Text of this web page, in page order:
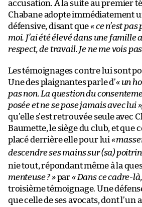
accusation. À la suite au premier
Chabane adopte immédiatement
défensive, disant que« ce n’est pas
moi. J’ai été élevé dans une famille
respect, de travail. Je ne me vois
Les témoignages contre lui sont
Une des plaignantes parle d’« un
pas non. La question du
posée et ne se pose jamais avec lui
qu’elle s’est retrouvée seule avec
Baumette, le siège du club, et que
placé derrière elle pour lui «
descendre ses mains sur (sa)
nie tout, répondant même à la
menteuse ? »par« Dans ce cadre-
troisième témoignage. Une
que celle de ses avocats, dont l’un